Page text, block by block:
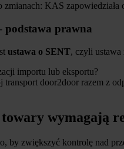
zmianach: KAS
podstawa prawna
ustawa o SENT, czyli
importu lub eksportu?
door2door razem z
wymagają
by zwiększyć kontrolę nad